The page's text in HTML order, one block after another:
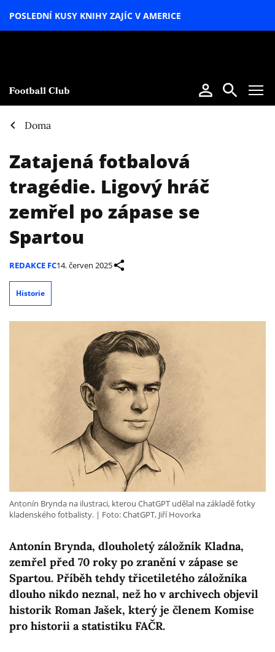
POSLEDNÍ KUSY KNIHY ZAJÍC V AMERICE
Doma
Zatajená fotbalová
tragédie. Ligový hráč
zemřel po zápase se
Spartou
REDAKCE FC14. červen 2025
Historie
Antonín Brynda, dlouholetý záložník Kladna,
zemřel před 70 roky po zranění v zápase se
Spartou. Příběh tehdy třicetiletého záložníka
dlouho nikdo neznal, než ho v archivech objevil
historik Roman Jašek, který je členem Komise
pro historii a statistiku FAČR.
Antonín Brynda na ilustraci, kterou ChatGPT udělal na základě fotky
kladenského fotbalisty.
Foto: ChatGPT, Jiří Hovorka